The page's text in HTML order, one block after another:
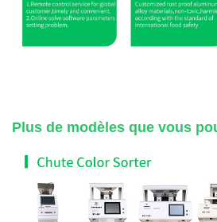
Plus de modèles que vous